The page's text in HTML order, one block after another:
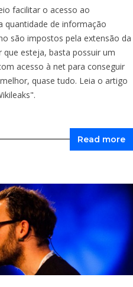
facilitar o acesso ao
quantidade de informação
são impostos pela extensão da
que esteja, basta possuir um
acesso à net para conseguir
quase tudo. Leia o artigo
Read more